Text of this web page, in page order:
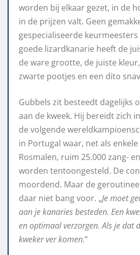
worden bij elkaar gezet, in de
in de prijzen valt. Geen
gespecialiseerde
goede lizardkanarie heeft de
de ware grootte, de juiste
zwarte pootjes en een dito
Gubbels zit besteedt dagelijks
aan de kweek. Hij bereidt zich
de volgende
in Portugal waar, net als
Rosmalen, ruim 25.000 zang-
worden tentoongesteld. De
moordend. Maar de
daar niet bang voor. „Je moet
aan je kanaries besteden. Een
en optimaal verzorgen. Als je dat
kweker ver komen.”